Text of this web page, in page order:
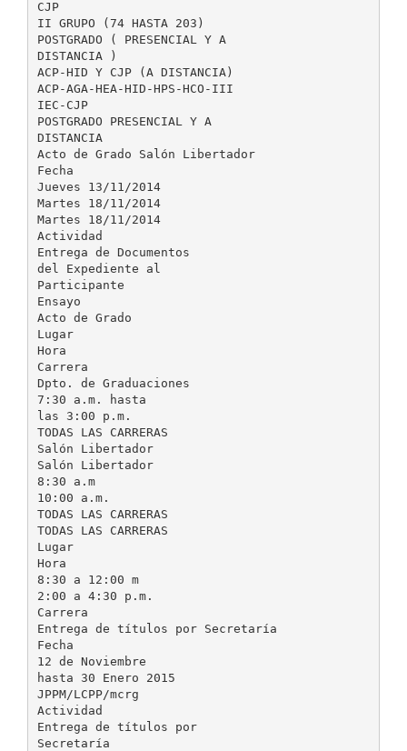
CJP
II GRUPO (74 HASTA 203)
POSTGRADO ( PRESENCIAL Y A
DISTANCIA )
ACP-HID Y CJP (A DISTANCIA)
ACP-AGA-HEA-HID-HPS-HCO-III
IEC-CJP
POSTGRADO PRESENCIAL Y A
DISTANCIA
Acto de Grado Salón Libertador
Fecha
Jueves 13/11/2014
Martes 18/11/2014
Martes 18/11/2014
Actividad
Entrega de Documentos
del Expediente al
Participante
Ensayo
Acto de Grado
Lugar
Hora
Carrera
Dpto. de Graduaciones
7:30 a.m. hasta
las 3:00 p.m.
TODAS LAS CARRERAS
Salón Libertador
Salón Libertador
8:30 a.m
10:00 a.m.
TODAS LAS CARRERAS
TODAS LAS CARRERAS
Lugar
Hora
8:30 a 12:00 m
2:00 a 4:30 p.m.
Carrera
Entrega de títulos por Secretaría
Fecha
12 de Noviembre
hasta 30 Enero 2015
JPPM/LCPP/mcrg
Actividad
Entrega de títulos por
Secretaría